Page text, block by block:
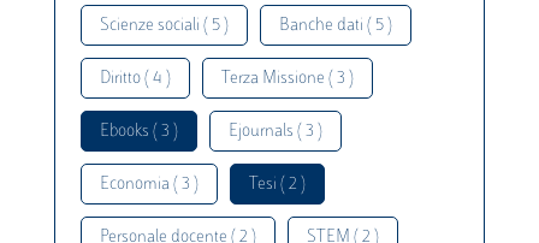
Scienze sociali ( 5 ) Banche dati ( 5 )
Diritto ( 4 ) Terza Missione ( 3 )
Ebooks ( 3 ) Ejournals ( 3 )
Economia ( 3 ) Tesi ( 2 )
Personale docente ( 2 ) STEM ( 2 )